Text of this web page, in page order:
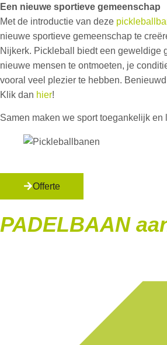
Een nieuwe sportieve gemeenschap
Met de introductie van deze
nieuwe sportieve gemeenschap te
Nijkerk. Pickleball biedt een geweldige
nieuwe mensen te ontmoeten, je
vooral veel plezier te hebben.
Klik dan hier!
Samen maken we sport toegankelijk en
Offerte
PADELBAAN